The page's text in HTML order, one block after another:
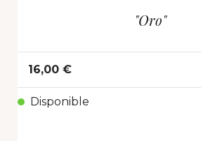
"Oro"
16,00 €
Disponible